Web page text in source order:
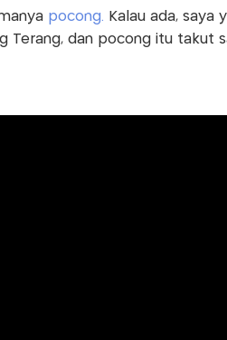
pocong. Kalau ada, saya
Terang, dan pocong itu takut